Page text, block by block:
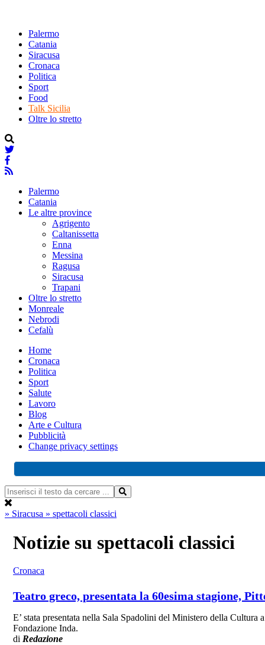
Palermo
Catania
Siracusa
Cronaca
Politica
Sport
Food
Talk Sicilia
Oltre lo stretto
Palermo
Catania
Le altre province
Agrigento
Caltanissetta
Enna
Messina
Ragusa
Siracusa
Trapani
Oltre lo stretto
Monreale
Nebrodi
Cefalù
Home
Cronaca
Politica
Sport
Salute
Lavoro
Blog
Arte e Cultura
Pubblicità
Change privacy settings
» Siracusa » spettacoli classici
Notizie su spettacoli classici
Cronaca
Teatro greco, presentata la 60esima stagione,
E’ stata presentata nella Sala Spadolini del Ministero della
Fondazione Inda.
di Redazione